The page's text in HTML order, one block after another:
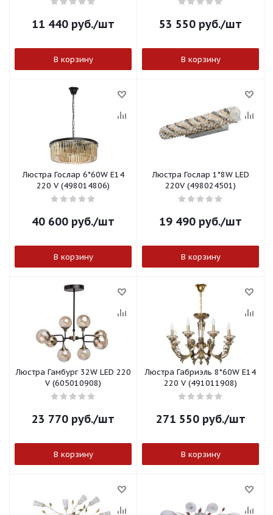
11 440 руб./шт
В корзину
53 550 руб./шт
В корзину
Люстра Гослар 6*60W E14
220 V (498014806)
40 600 руб./шт
В корзину
Люстра Гослар 1*8W LED
220V (498024501)
19 490 руб./шт
В корзину
Люстра Гамбург 32W LED 220
V (605010908)
23 770 руб./шт
В корзину
Люстра Габриэль 8*60W E14
220 V (491011908)
271 550руб./шт
В корзину